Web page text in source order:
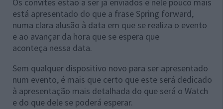
Os convites estão a ser já enviados e nele pouco mais
está apresentado do que a frase Spring forward,
numa clara alusão à data em que se realiza o evento
e ao avançar da hora que se espera que
aconteça nessa data.
Sem qualquer dispositivo novo para ser apresentado
num evento, é mais que certo que este será dedicado
à apresentação mais detalhada do que será o Watch
e do que dele se poderá esperar.